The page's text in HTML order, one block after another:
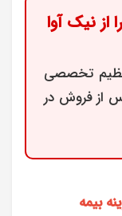
نیک آوا
تخصصی
از فروش در